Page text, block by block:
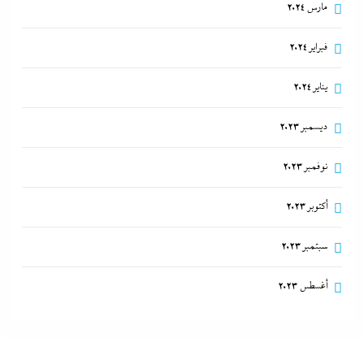
مارس 2024
فبراير 2024
يناير 2024
ديسمبر 2023
نوفمبر 2023
أكتوبر 2023
سبتمبر 2023
أغسطس 2023